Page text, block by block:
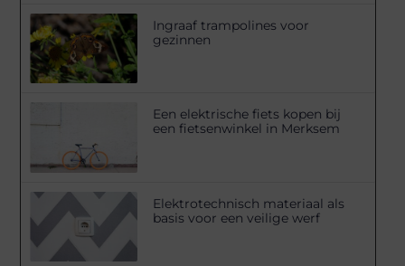
Ingraaf trampolines voor
gezinnen
Een elektrische fiets kopen bij
een fietsenwinkel in Merksem
Elektrotechnisch materiaal als
basis voor een veilige werf